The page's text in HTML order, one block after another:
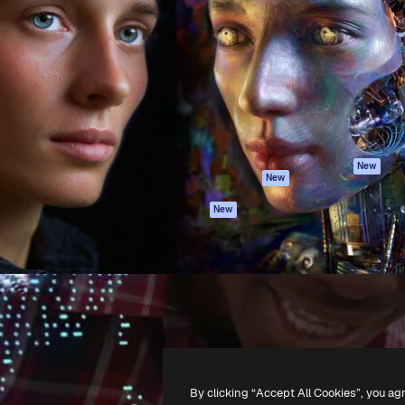
para você direcionar
Mais de 1 milhão de
criativos, empresas,
Assistente de IA
Gerador de
Gerador de vídeos
Texto para voz
Conteúdo de stock
MCP para
Claude/ChatGPT
New
Agentes New
App móvel
Todas as
Academy
Documentação
Atendimento
Termos e
condições
Política de
privacidade
Originais New
Política de
Central de
confiabilidade
Afiliados
Empresas
2026 Freepik Company S.L.U.
By clicking “Accept All Cookies”, you